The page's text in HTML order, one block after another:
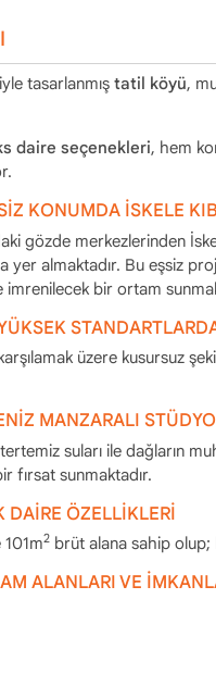
tasarlanmış tatil köyü,
daire seçenekleri, hem
KONUMDA İSKELE
gözde merkezlerinden
almaktadır. Bu eşsiz
imrenilecek bir ortam
üzere kusursuz
MANZARALI
suları ile dağların
fırsat sunmaktadır.
DAİRE ÖZELLİKLERİ
101m2brüt alana sahip olup;
ALANLARI VE